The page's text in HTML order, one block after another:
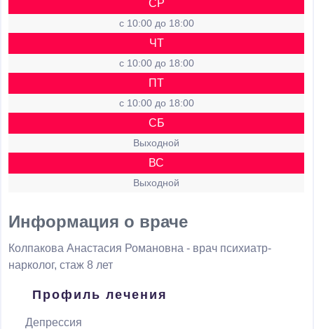
СР
c 10:00 до 18:00
ЧТ
c 10:00 до 18:00
ПТ
c 10:00 до 18:00
СБ
Выходной
ВС
Выходной
Информация о враче
Колпакова Анастасия Романовна - врач психиатр-
нарколог, стаж 8 лет
Профиль лечения
Депрессия